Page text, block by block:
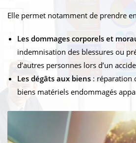
Elle permet notamment de prendre
Les dommages corporels et
indemnisation des blessures ou
d’autres personnes lors d’un
Les dégâts aux biens : réparation
biens matériels endommagés